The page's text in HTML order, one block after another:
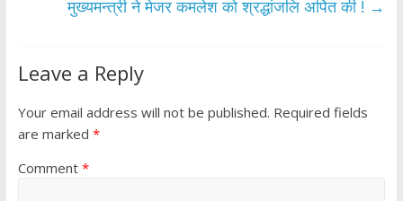
मुख्यमन्त्री ने मेजर कमलेश को श्रद्धांजलि अर्पित की ! →
Leave a Reply
Your email address will not be published. Required fields
are marked *
Comment *